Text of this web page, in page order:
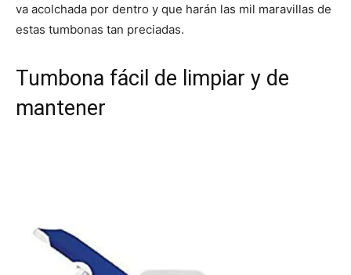
va acolchada por dentro y que harán las mil maravillas de
estas tumbonas tan preciadas.
Tumbona fácil de limpiar y de
mantener